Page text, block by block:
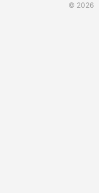
© 2026